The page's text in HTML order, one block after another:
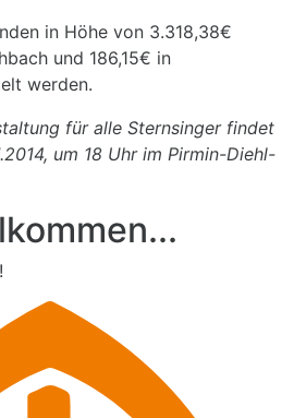
in Höhe von 3.318,38€
und 186,15€ in
werden.
für alle Sternsinger findet
um 18 Uhr im Pirmin-Diehl-